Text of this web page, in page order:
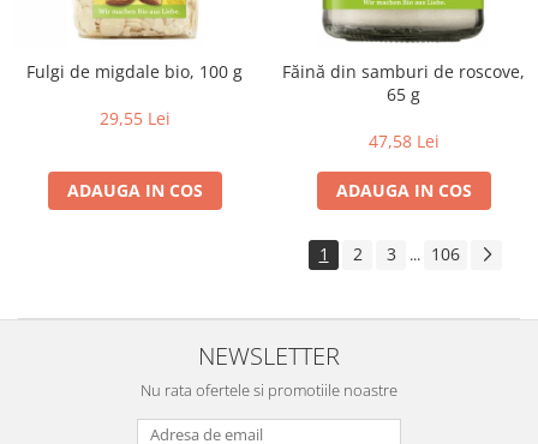
Fulgi de migdale bio, 100 g
29,55 Lei
ADAUGA IN COS
Făină din samburi de roscove,
65 g
47,58 Lei
ADAUGA IN COS
1 2 3 ... 106
NEWSLETTER
Nu rata ofertele si promotiile noastre